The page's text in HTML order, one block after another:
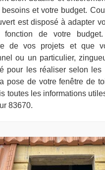
et votre budget.
est disposé à adapter
de votre
de vos projets et que
ou un particulier,
pour les réaliser selon les
pose de votre fenêtre de
toutes les informations
83670.